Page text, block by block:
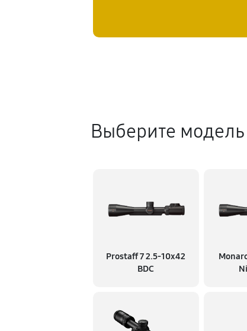
Выберите
Prostaff 7 2.5-10x42
BDC